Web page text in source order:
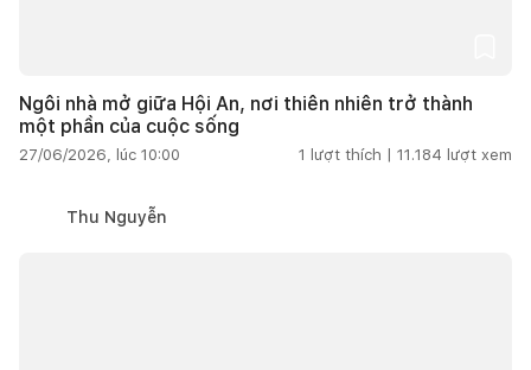
Ngôi nhà mở giữa Hội An, nơi thiên nhiên trở thành
một phần của cuộc sống
27/06/2026, lúc 10:00 1 lượt thích | 11.184 lượt xem
Thu Nguyễn